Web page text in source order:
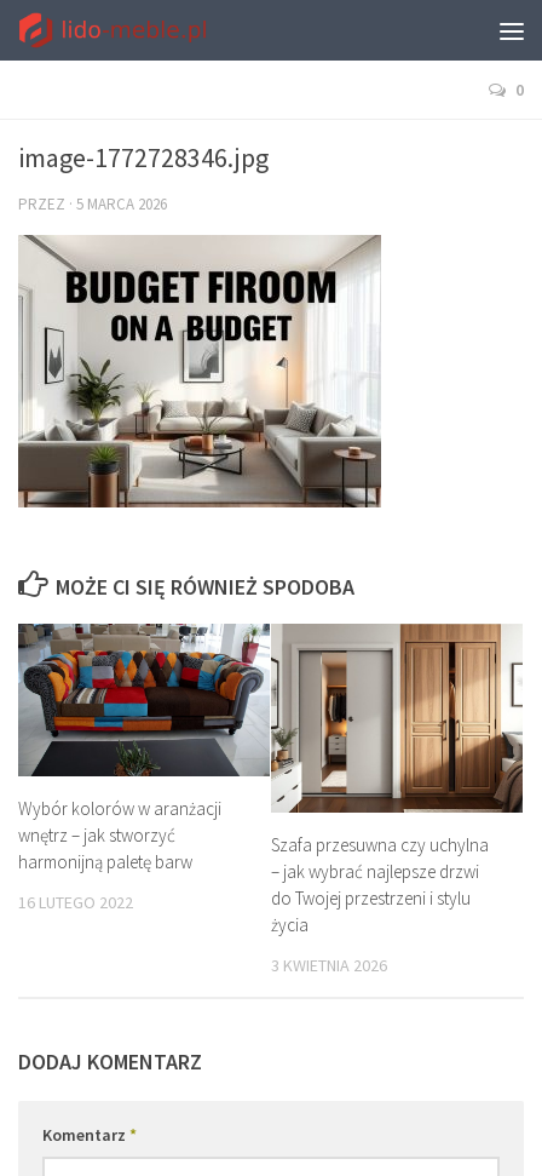
0
image-1772728346.jpg
PRZEZ · 5 MARCA 2026
MOŻE CI SIĘ RÓWNIEŻ SPODOBA
Wybór kolorów w aranżacji
wnętrz – jak stworzyć
harmonijną paletę barw
16 LUTEGO 2022
Szafa przesuwna czy uchylna
– jak wybrać najlepsze drzwi
do Twojej przestrzeni i stylu
życia
3 KWIETNIA 2026
DODAJ KOMENTARZ
Komentarz *